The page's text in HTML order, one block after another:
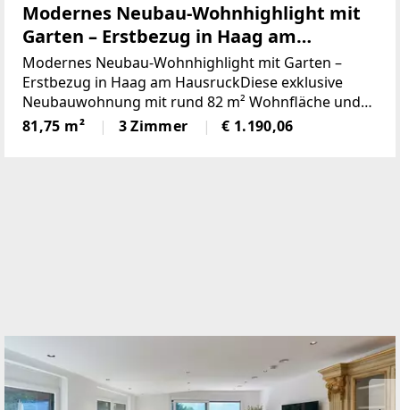
Modernes Neubau-Wohnhighlight mit
Garten – Erstbezug in Haag am
Hausruck
Modernes Neubau-Wohnhighlight mit Garten –
Erstbezug in Haag am HausruckDiese exklusive
Neubauwohnung mit rund 82 m² Wohnfläche und
einem großzügigen Gartenanteil von ca. 35 m²
vereint stilvolles Wohnen, hochwertige Ausstattung
81,75 m² 3 Zimmer € 1.190,06